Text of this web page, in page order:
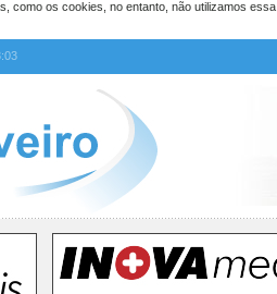
como os cookies, no entanto, não utilizamos